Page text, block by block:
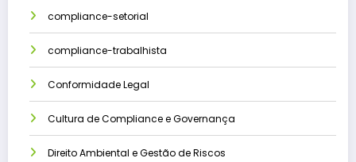
compliance-setorial
compliance-trabalhista
Conformidade Legal
Cultura de Compliance e Governança
Direito Ambiental e Gestão de Riscos